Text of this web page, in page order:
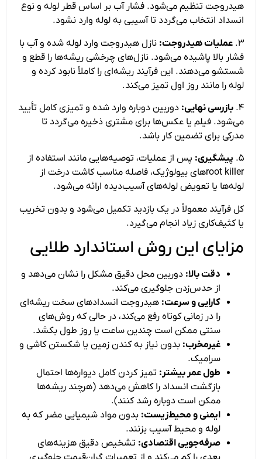
هیدروجت تنظیم می‌شود. فشار آب بر اساس قطر لوله و نوع
انسداد انتخاب می‌گردد تا آسیبی به لوله وارد نشود.
۳. عملیات هیدروجت: نازل هیدروجت وارد لوله شده و آب با
فشار بالا پاشیده می‌شود. نازل‌های چرخشی ریشه‌ها را قطع و
شستشو می‌دهند. این فرآیند ریشه‌ای را کاملاً نابود کرده و
لوله را مانند روز اول تمیز می‌کند.
۴. بازرسی نهایی: دوربین دوباره وارد شده و تمیزی کامل تأیید
می‌شود. فیلم یا عکس‌ها برای مشتری ذخیره می‌گردد تا
مدرکی برای تضمین کار باشد.
۵. پیشگیری: پس از عملیات، توصیه‌هایی مانند استفاده از
root killerهای بیولوژیک، فاصله مناسب کاشت درخت از
لوله‌ها یا تعویض لوله‌های آسیب‌دیده ارائه می‌شود.
کل فرآیند معمولاً در یک بازدید تکمیل می‌شود و بدون تخریب
یا کثیف‌کاری زیاد انجام می‌گیرد.
مزایای این روش استاندارد طلایی
دقت بالا: دوربین محل دقیق مشکل را نشان می‌دهد و
از حدس‌زدن جلوگیری می‌کند.
کارایی و سرعت: هیدروجت انسدادهای سخت ریشه‌ای
را در زمانی کوتاه رفع می‌کند، در حالی که روش‌های
سنتی ممکن است چندین ساعت یا روز طول بکشد.
غیرمخرب: بدون نیاز به کندن زمین یا شکستن کاشی و
سرامیک.
طول عمر بیشتر: تمیز کردن کامل دیواره‌ها احتمال
بازگشت انسداد را کاهش می‌دهد (هرچند ریشه‌ها
ممکن است دوباره رشد کنند).
ایمنی و محیط‌زیست: بدون مواد شیمیایی مضر که به
لوله و محیط آسیب بزنند.
صرفه‌جویی اقتصادی: تشخیص دقیق هزینه‌های